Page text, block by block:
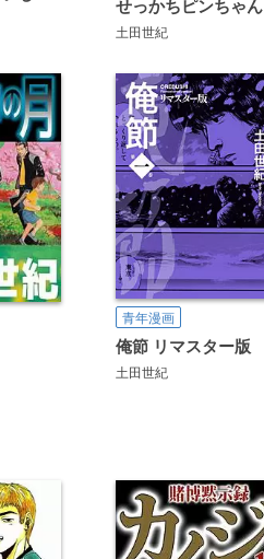
せっかちピンちゃん
土田世紀
青年漫画
俺節 リマスター版
土田世紀